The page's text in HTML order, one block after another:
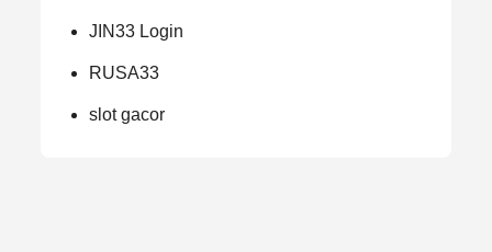
JIN33 Login
RUSA33
slot gacor